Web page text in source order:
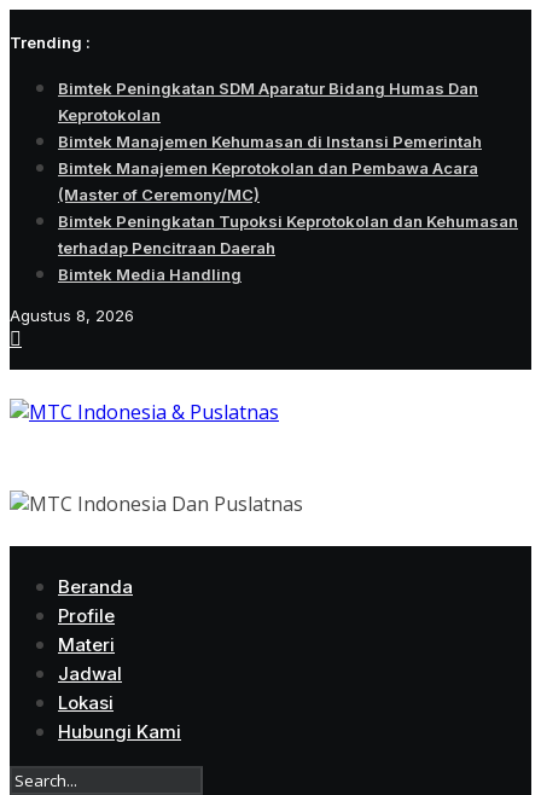
to
Trending :
Bimtek Peningkatan SDM Aparatur Bidang Humas Dan
Keprotokolan
Bimtek Manajemen Kehumasan di Instansi Pemerintah
Bimtek Manajemen Keprotokolan dan Pembawa Acara
(Master of Ceremony/MC)
Bimtek Peningkatan Tupoksi Keprotokolan dan Kehumasan
terhadap Pencitraan Daerah
Bimtek Media Handling
Agustus 8, 2026
Beranda
Profile
Materi
Jadwal
Lokasi
Hubungi Kami